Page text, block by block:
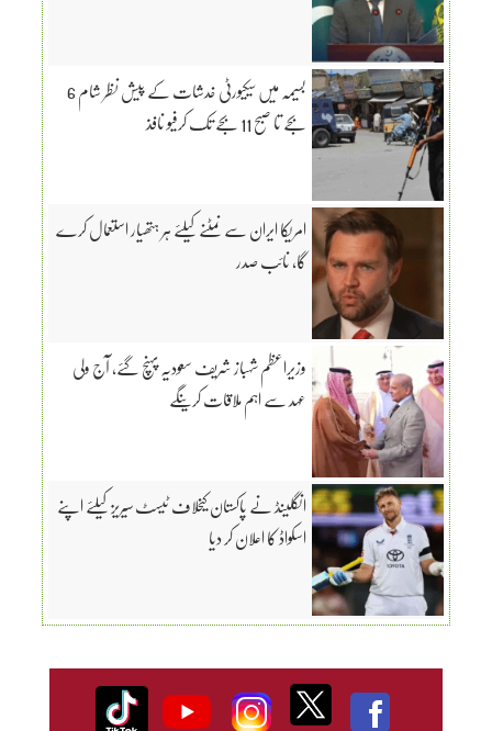
بسیمہ میں سیکیورٹی خدشات کے پیش نظر شام 6
بجے تا صبح 11 بجے تک کرفیو نافذ
امریکا ایران سے نمٹنے کیلئے ہر ہتھیار استعمال کرے
گا، نائب صدر
وزیراعظم شہباز شریف سعودیہ پہنچ گئے، آج ولی
عہد سے اہم ملاقات کرینگے
انگلینڈ نے پاکستان کیخلاف ٹیسٹ سیریز کیلئے اپنے
اسکواڈ کا اعلان کر دیا